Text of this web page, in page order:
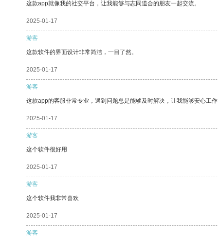
这款app就像我的社交平台，让我能够与志同道合的朋友一起交流。
2025-01-17
游客
这款软件的界面设计非常简洁，一目了然。
2025-01-17
游客
这款app的客服非常专业，遇到问题总是能够及时解决，让我能够安心工
2025-01-17
游客
这个软件很好用
2025-01-17
游客
这个软件我非常喜欢
2025-01-17
游客